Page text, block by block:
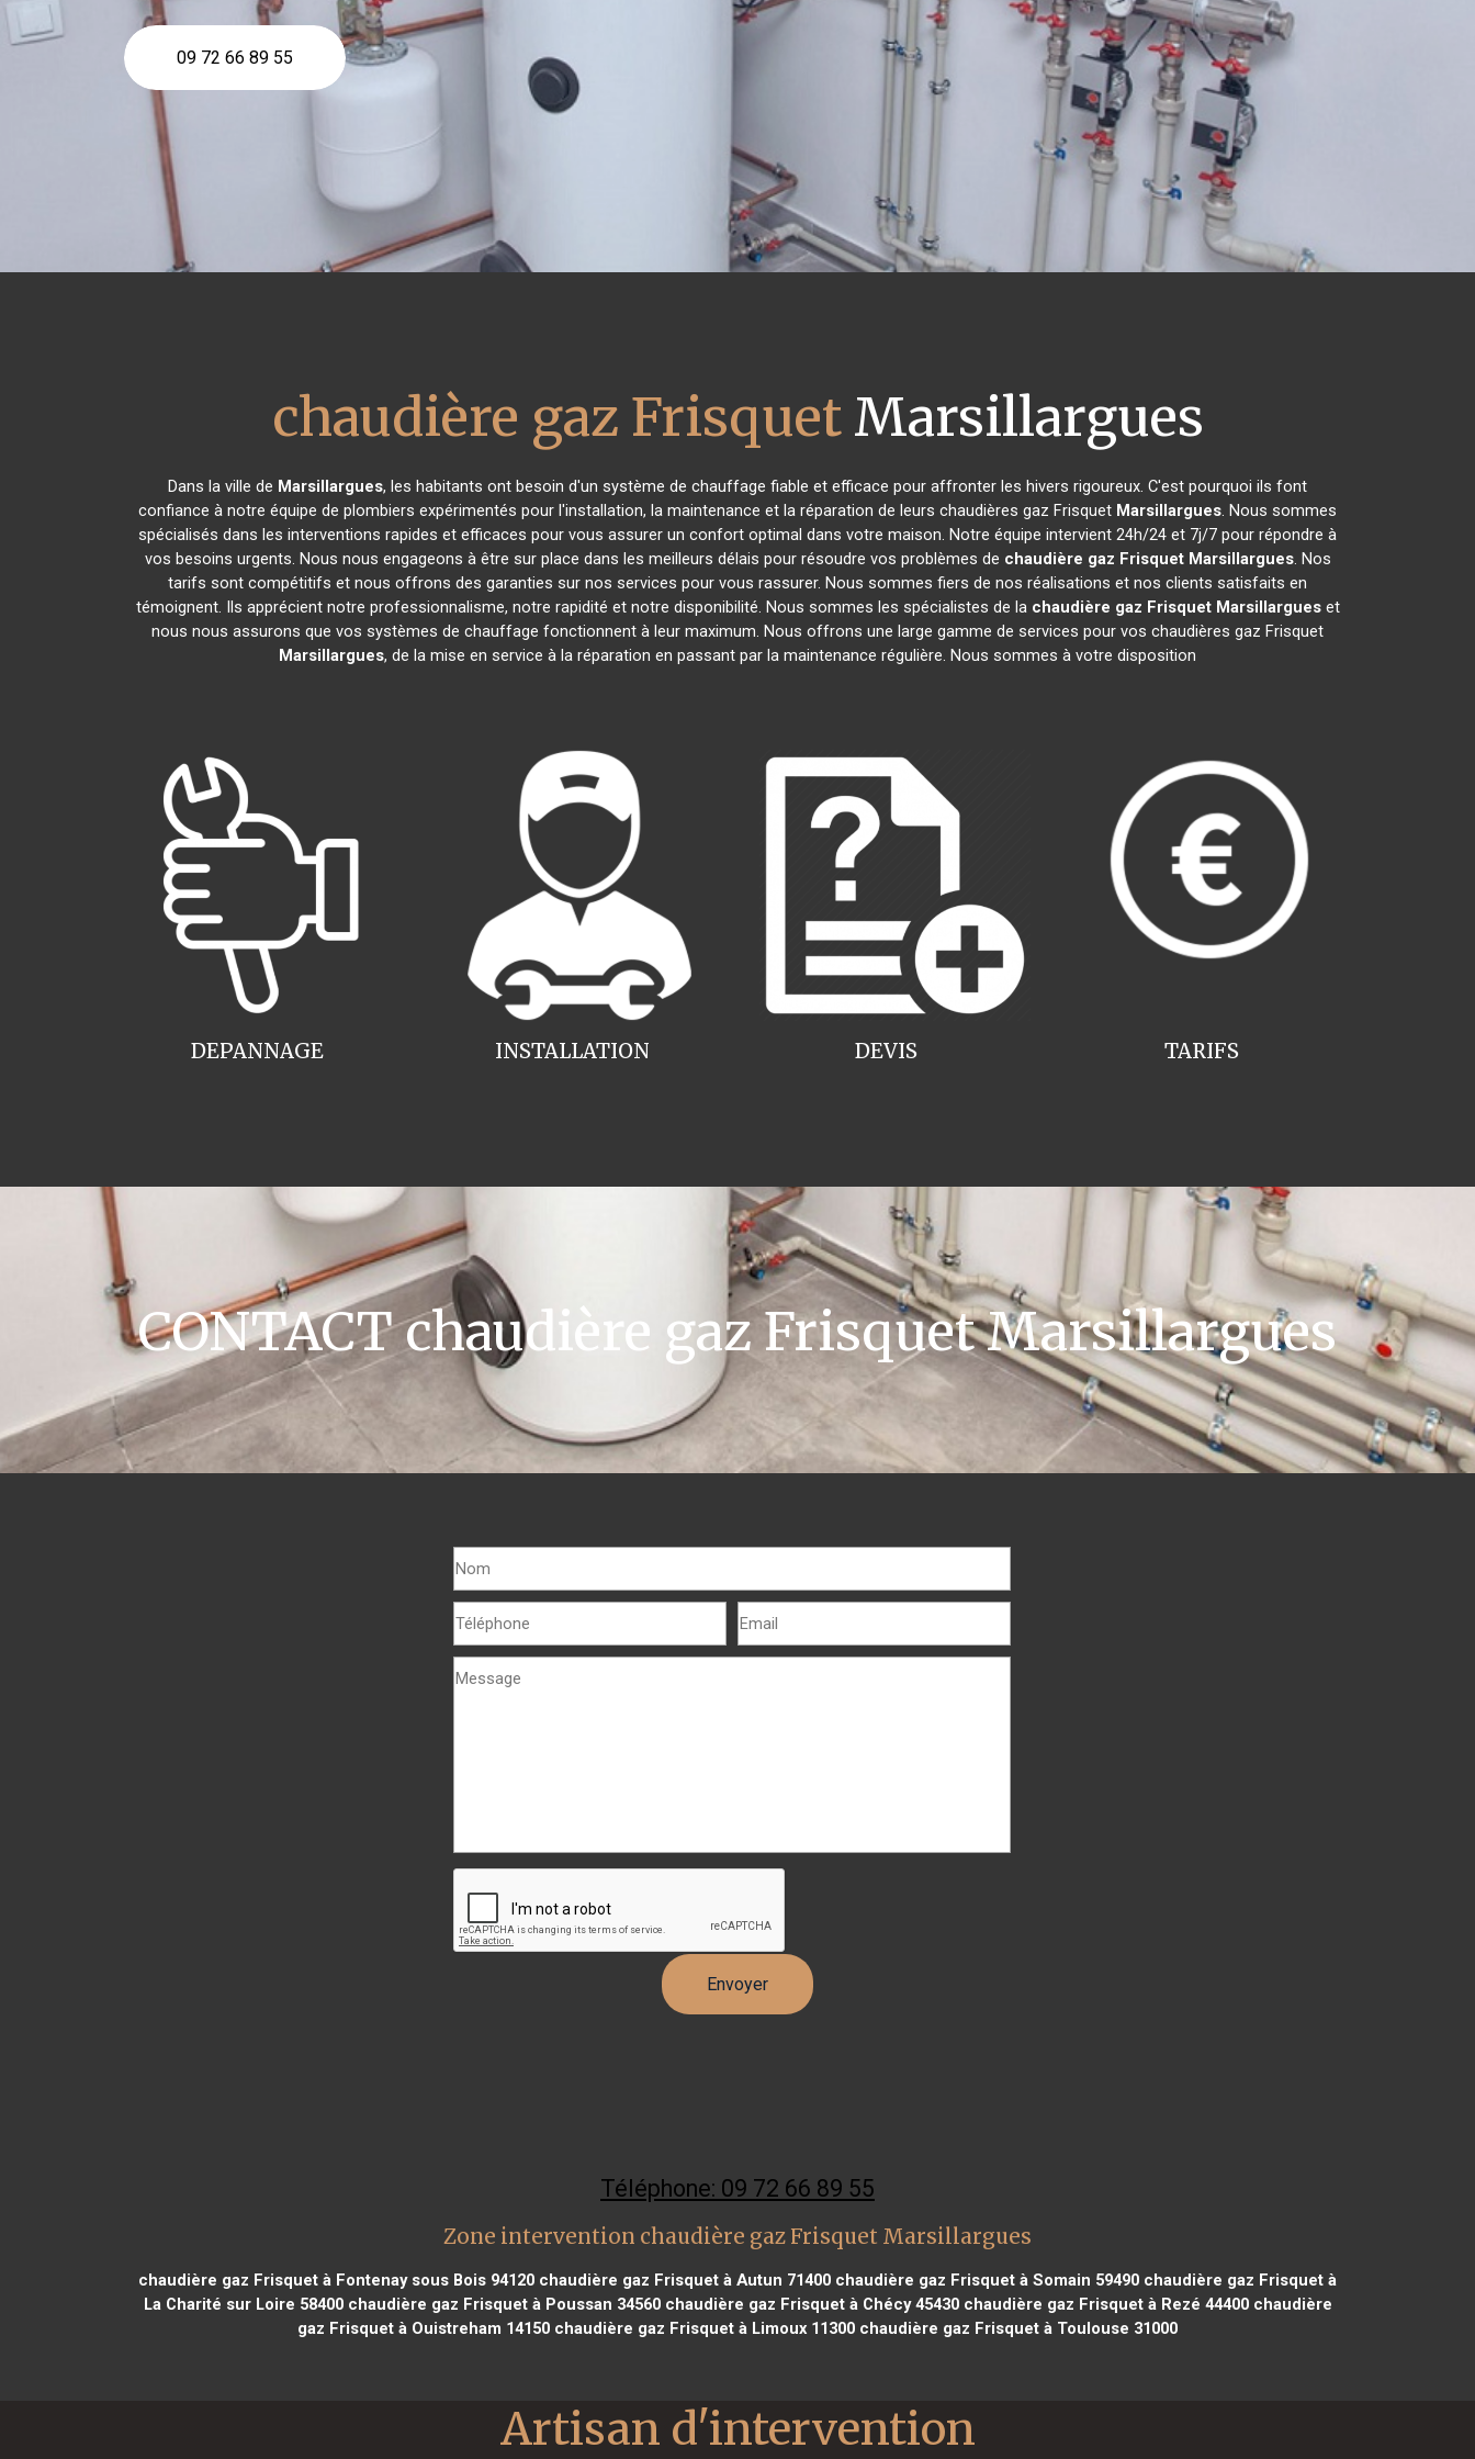
09 72 66 89 55
chaudière gaz FrisquetMarsillargues
Dans la ville de Marsillargues, les habitants ont besoin d'un système de chauffage fiable et efficace pour affronter les hivers rigoureux. C'est pourquoi ils font
confiance à notre équipe de plombiers expérimentés pour l'installation, la maintenance et la réparation de leurs chaudières gaz Frisquet Marsillargues. Nous sommes
spécialisés dans les interventions rapides et efficaces pour vous assurer un confort optimal dans votre maison. Notre équipe intervient 24h/24 et 7j/7 pour répondre à
vos besoins urgents. Nous nous engageons à être sur place dans les meilleurs délais pour résoudre vos problèmes de chaudière gaz Frisquet Marsillargues. Nos
tarifs sont compétitifs et nous offrons des garanties sur nos services pour vous rassurer. Nous sommes fiers de nos réalisations et nos clients satisfaits en
témoignent. Ils apprécient notre professionnalisme, notre rapidité et notre disponibilité. Nous sommes les spécialistes de la chaudière gaz Frisquet Marsillargueset
nous nous assurons que vos systèmes de chauffage fonctionnent à leur maximum. Nous offrons une large gamme de services pour vos chaudières gaz Frisquet
Marsillargues, de la mise en service à la réparation en passant par la maintenance régulière. Nous sommes à votre disposition
INSTALLATION
DEPANNAGE TARIFS
DEVIS
CONTACT chaudière gaz Frisquet Marsillargues
Téléphone: 09 72 66 89 55
Zone intervention chaudière gaz Frisquet Marsillargues
chaudière gaz Frisquet à Fontenay sous Bois 94120 chaudière gaz Frisquet à Autun 71400 chaudière gaz Frisquet à Somain 59490 chaudière gaz Frisquet à
La Charité sur Loire 58400chaudière gaz Frisquet à Poussan 34560chaudière gaz Frisquet à Chécy 45430chaudière gaz Frisquet à Rezé 44400chaudière
gaz Frisquet à Ouistreham 14150 chaudière gaz Frisquet à Limoux 11300 chaudière gaz Frisquet à Toulouse 31000
Artisan d'intervention